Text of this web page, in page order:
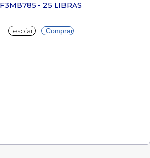
F3MB785 - 25 LIBRAS
espiar Comprar